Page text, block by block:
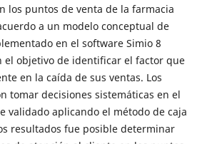
los puntos de venta de la farmacia
a un modelo conceptual de
en el software Simio 8
el objetivo de identificar el factor que
en la caída de sus ventas. Los
tomar decisiones sistemáticas en el
validado aplicando el método de caja
resultados fue posible determinar